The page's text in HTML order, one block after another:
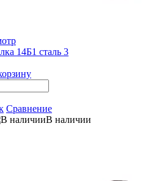
14Б1 сталь 3
Сравнение
В наличии